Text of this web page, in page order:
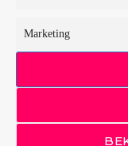
Marketing